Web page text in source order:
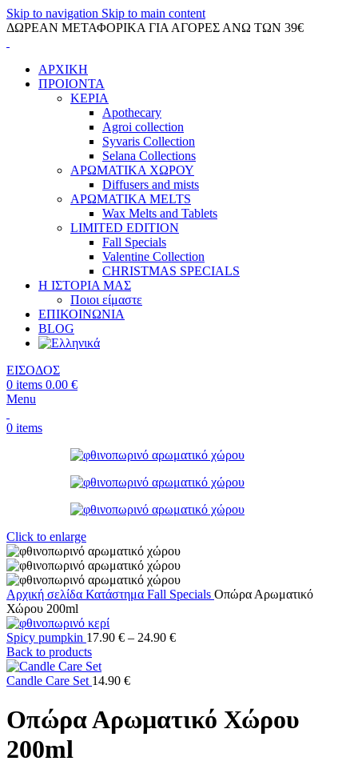
Skip to navigation Skip to main content
ΔΩΡΕΑΝ ΜΕΤΑΦΟΡΙΚΑ ΓΙΑ ΑΓΟΡΕΣ ΑΝΩ ΤΩΝ 39€
ΑΡΧΙΚΗ
ΠΡΟΙΟΝΤΑ
ΚΕΡΙΑ
Apothecary
Agroi collection
Syvaris Collection
Selana Collections
ΑΡΩΜΑΤΙΚΑ ΧΩΡΟΥ
Diffusers and mists
ΑΡΩΜΑΤΙΚΑ MELTS
Wax Melts and Tablets
LIMITED EDITION
Fall Specials
Valentine Collection
CHRISTMAS SPECIALS
Η ΙΣΤΟΡΙΑ ΜΑΣ
Ποιοι είμαστε
ΕΠΙΚΟΙΝΩΝΙΑ
BLOG
ΕΙΣΟΔΟΣ
0 items 0.00 €
Menu
0 items
Click to enlarge
Αρχική σελίδα Κατάστημα Fall Specials Οπώρα Αρωματικό
Χώρου 200ml
Spicy pumpkin 17.90 € – 24.90 €Price
Back to products
Candle Care Set 14.90 €
Οπώρα Αρωματικό Χώρου
200ml